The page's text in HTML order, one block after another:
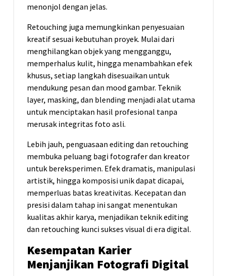
menonjol dengan jelas.
Retouching juga memungkinkan penyesuaian
kreatif sesuai kebutuhan proyek. Mulai dari
menghilangkan objek yang mengganggu,
memperhalus kulit, hingga menambahkan efek
khusus, setiap langkah disesuaikan untuk
mendukung pesan dan mood gambar. Teknik
layer, masking, dan blending menjadi alat utama
untuk menciptakan hasil profesional tanpa
merusak integritas foto asli.
Lebih jauh, penguasaan editing dan retouching
membuka peluang bagi fotografer dan kreator
untuk bereksperimen. Efek dramatis, manipulasi
artistik, hingga komposisi unik dapat dicapai,
memperluas batas kreativitas. Kecepatan dan
presisi dalam tahap ini sangat menentukan
kualitas akhir karya, menjadikan teknik editing
dan retouching kunci sukses visual di era digital.
Kesempatan Karier
Menjanjikan Fotografi Digital